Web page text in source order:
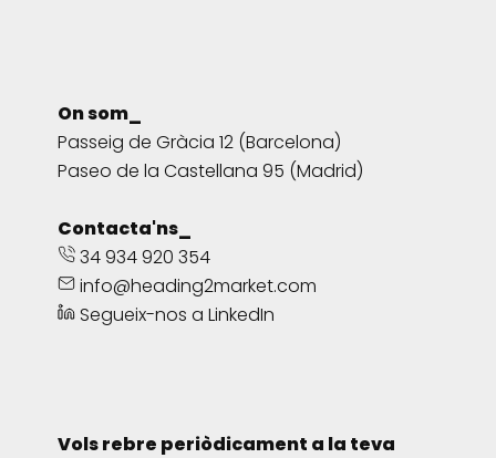
On som_
Passeig de Gràcia 12 (Barcelona)
Paseo de la Castellana 95 (Madrid)
Contacta'ns_
34 934 920 354
info@heading2market.com
Segueix-nos a LinkedIn
Vols rebre periòdicament a la teva